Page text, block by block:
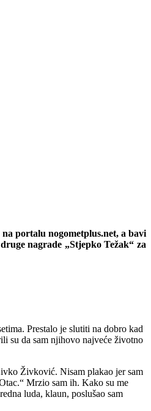
portalu nogometplus.net, a bavi
nagrade „Stjepko Težak“ za
Prestalo je slutiti na dobro kad
su da sam njihovo najveće životno
Živković. Nisam plakao jer sam
Mrzio sam ih. Kako su me
luda, klaun, poslušao sam